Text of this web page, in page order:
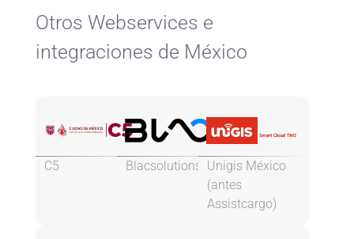
Otros Webservices e
integraciones de México
C5 Blacsolutions
Unigis México
(antes
Assistcargo)